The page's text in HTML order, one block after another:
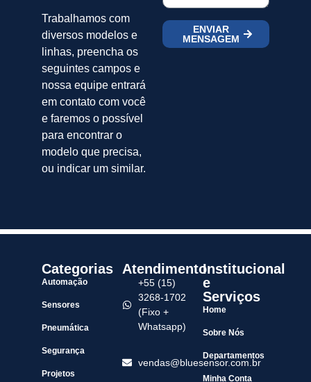
Trabalhamos com
diversos modelos e
linhas, preencha os
seguintes campos e
nossa equipe entrará
em contato com você
e faremos o possível
para encontrar o
modelo que precisa,
ou indicar um similar.
ENVIAR
MENSAGEM
Categorias
Automação
Sensores
Pneumática
Segurança
Projetos
Atendimento
+55 (15)
3268-1702
(Fixo +
Whatsapp)
vendas@bluesensor.com.br
Institucional
e
Serviços
Home
Sobre Nós
Departamentos
Minha Conta